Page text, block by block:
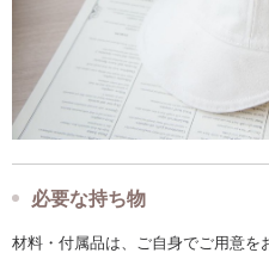
必要な持ち物
材料・付属品は、ご自身でご用意を